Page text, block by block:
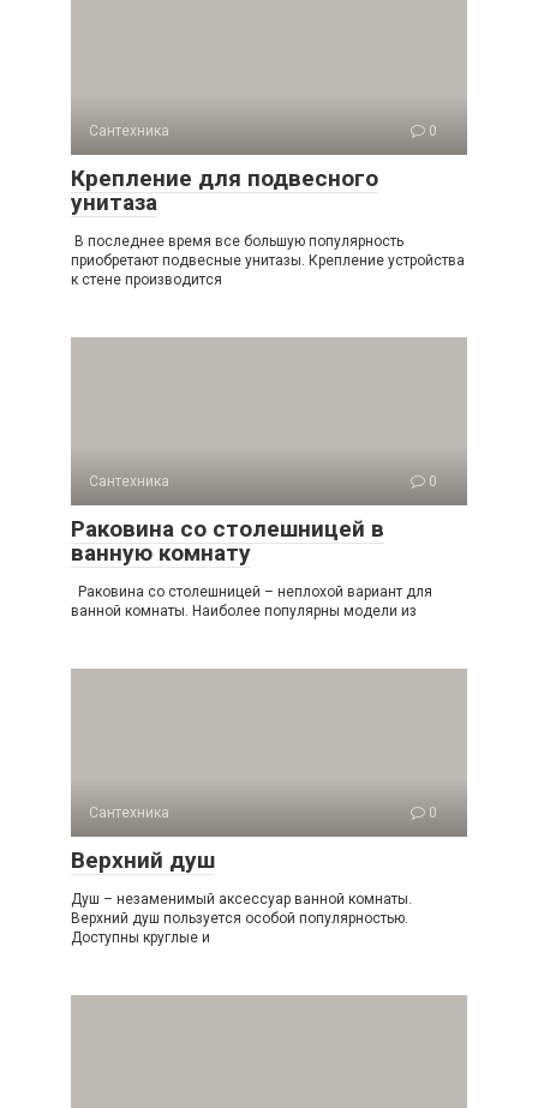
Сантехника 0
Крепление для подвесного
унитаза
В последнее время все большую популярность
приобретают подвесные унитазы. Крепление устройства
к стене производится
Сантехника 0
Раковина со столешницей в
ванную комнату
Раковина со столешницей – неплохой вариант для
ванной комнаты. Наиболее популярны модели из
Сантехника 0
Верхний душ
Душ – незаменимый аксессуар ванной комнаты.
Верхний душ пользуется особой популярностью.
Доступны круглые и